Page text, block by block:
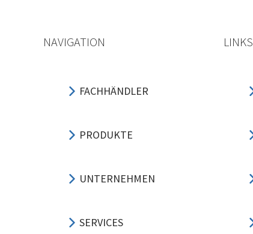
NAVIGATION
FACHHÄNDLER
PRODUKTE
UNTERNEHMEN
SERVICES
LINKS